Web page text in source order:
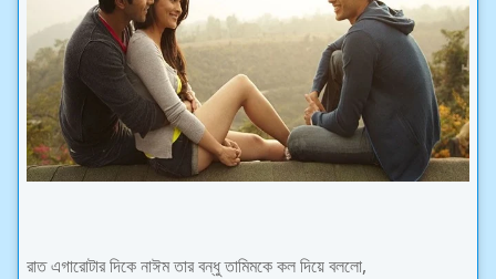
রাত এগারোটার দিকে নাঈম তার বন্ধু তামিমকে কল দিয়ে বললো,